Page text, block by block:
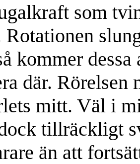
som
kommer
där.
mitt. Väl i
tillräckligt
än att